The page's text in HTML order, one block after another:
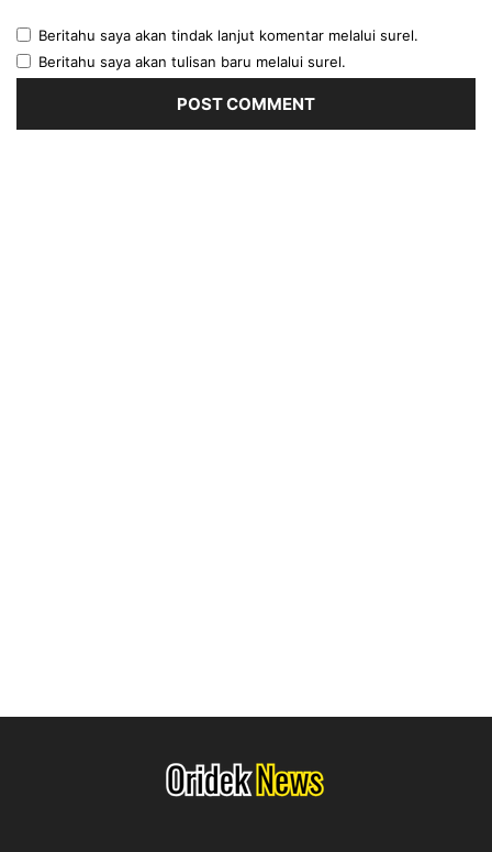
Beritahu saya akan tindak lanjut komentar melalui surel.
Beritahu saya akan tulisan baru melalui surel.